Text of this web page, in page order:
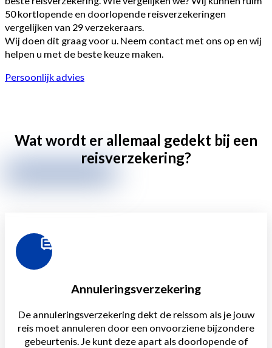
50 kortlopende en doorlopende reisverzekeringen
vergelijken van 29 verzekeraars.
Wij doen dit graag voor u. Neem contact met ons op en wij
helpen u met de beste keuze maken.
Persoonlijk advies
Wat wordt er allemaal gedekt bij een
reisverzekering?
Annuleringsverzekering
De annuleringsverzekering dekt de reissom als je jouw
reis moet annuleren door een onvoorziene bijzondere
gebeurtenis. Je kunt deze apart als doorlopende of